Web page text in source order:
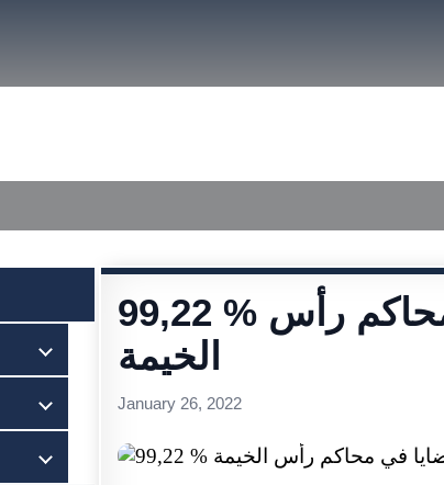
99,22 % نسبة الفصل بالقضايا في محاكم رأس
الخيمة
January 26, 2022